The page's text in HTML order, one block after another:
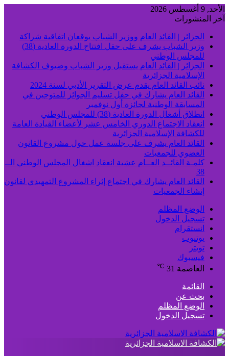
الأحد, 9 أغسطس 2026
آخر المنشورات
الجزائر | القائد العام ووزير الشباب يوقعان اتفاقية شراكة
وزير الشباب يشرف على حفل افتتاح الدورة العادية (38)
للمجلس الوطني
الجزائر | القائد العام يستقبل وزير الشباب وضيوف الكشافة
الإسلامية الجزائرية
نائب القائد العام يقدم عرض التقرير الأدبي لسنة 2024
القائد العام يشارك في حفل تسليم الجوائز للمتوجين في
المسابقة الوطنية لجائزة أول نوفمبر
انطلاق أشغال الدورة العادية (38) للمجلس الوطني
انعقاد الاجتماع الدوري الخامس عشر لأعضاء القيادة العامة
للكشافة الإسلامية الجزائرية
القائد العام يشرف على جلسة عمل حول مشروع القانون
العضوي للجمعيات
كلمـة القائــد العــام عشية انعقاد اشغال المجلس الوطني الــ
38
القائد العام يشارك في اجتماع إثراء المشروع التمهيدي لقانون
إنشاء الجمعيات
الوضع المظلم
تسجيل الدخول
انستقرام
يوتيوب
تويتر
فيسبوك
العاصمة 31
℃
القائمة
بحث عن
الوضع المظلم
تسجيل الدخول